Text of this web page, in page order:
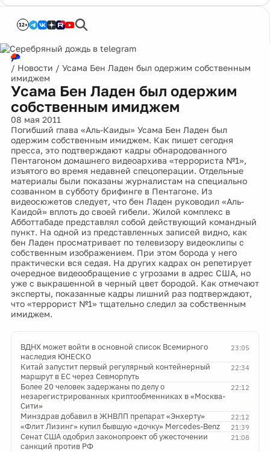
12+
/ Новости / Усама Бен Ладен был одержим собственным
имиджем
Усама Бен Ладен был одержим
собственным имиджем
08 мая 2011
Погибший глава «Аль-Каиды» Усама Бен Ладен был
одержим собственным имиджем. Как пишет сегодня
пресса, это подтверждают кадры обнародованного
Пентагоном домашнего видеоархива «террориста №1»,
изъятого во время недавней спецоперации. Отдельные
материалы были показаны журналистам на специально
созванном в субботу брифинге в Пентагоне. Из
видеосюжетов следует, что бен Ладен руководил «Аль-
Каидой» вплоть до своей гибели. Жилой комплекс в
Абботтабаде представлял собой действующий командный
пункт. На одной из представленных записей видно, как
бен Ладен просматривает по телевизору видеоклипы с
собственным изображением. При этом борода у него
практически вся седая. На других кадрах он репетирует
очередное видеообращение с угрозами в адрес США, но
уже с выкрашенной в черный цвет бородой. Как отмечают
эксперты, показанные кадры лишний раз подтверждают,
что «террорист №1» тщательно следил за собственным
имиджем.
23:05
ВДНХ может войти в основной список Всемирного
наследия ЮНЕСКО
22:34
Китай запустит первый регулярный контейнерный
маршрут в ЕС через Севморпуть
22:12
Более 20 человек задержаны по делу о
незарегистрированных криптообменниках в «Москва-
Сити»
22:12
Минздрав добавил в ЖНВЛП препарат «Энхерту»
21:39
«Флит Лизинг» купил бывшую «дочку» Mercedes-Benz
21:08
Сенат США одобрил законопроект об ужесточении
санкций против РФ